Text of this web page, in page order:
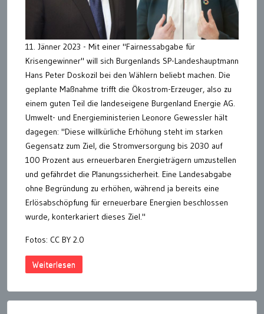
11. Jänner 2023 - Mit einer "Fairnessabgabe für
Krisengewinner" will sich Burgenlands SP-Landeshauptmann
Hans Peter Doskozil bei den Wählern beliebt machen. Die
geplante Maßnahme trifft die Ökostrom-Erzeuger, also zu
einem guten Teil die landeseigene Burgenland Energie AG.
Umwelt- und Energieministerien Leonore Gewessler hält
dagegen: "Diese willkürliche Erhöhung steht im starken
Gegensatz zum Ziel, die Stromversorgung bis 2030 auf
100 Prozent aus erneuerbaren Energieträgern umzustellen
und gefährdet die Planungssicherheit. Eine Landesabgabe
ohne Begründung zu erhöhen, während ja bereits eine
Erlösabschöpfung für erneuerbare Energien beschlossen
wurde, konterkariert dieses Ziel."
Fotos: CC BY 2.0
Weiterlesen